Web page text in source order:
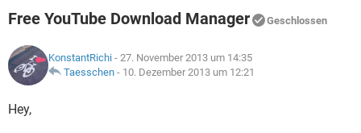
WHATSAPP TIKTOK
FACEBOOK
WHATSAPP TIKTOK
FACEBOOK
SPIELE STREAMING
ANDROID
WINDOWS 10 INSTAGRAM
SPIELE STREAMING
ANDROID
WINDOWS 10
LEXIKON
Free YouTube Download Manager Geschlossen
KonstantRichi - 27. November 2013 um 14:35
Taesschen - 10. Dezember 2013 um 12:21
Hey,